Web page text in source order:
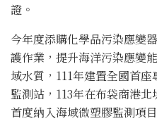
證。
今年度添購化學品污染應變
護作業，提升海洋污染應變
域水質，111年建置全國首
監測站，113年在布袋商港
首度納入海域微塑膠監測項